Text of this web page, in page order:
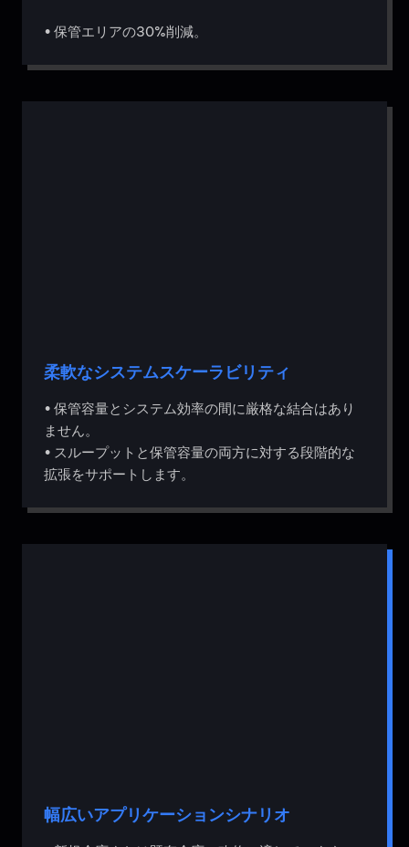
• 保管エリアの30%削減。
柔軟なシステムスケーラビリティ
• 保管容量とシステム効率の間に厳格な結合はあり
ません。
• スループットと保管容量の両方に対する段階的な
拡張をサポートします。
幅広いアプリケーションシナリオ